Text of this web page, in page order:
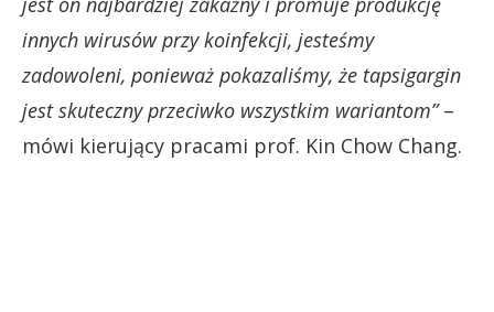
innych wirusów przy koinfekcji, jesteśmy
zadowoleni, ponieważ pokazaliśmy, że tapsigargin
jest skuteczny przeciwko wszystkim wariantom”–
mówi kierujący pracami prof. Kin Chow Chang.